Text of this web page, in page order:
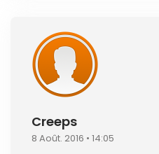
Creeps
8 Août. 2016 • 14:05